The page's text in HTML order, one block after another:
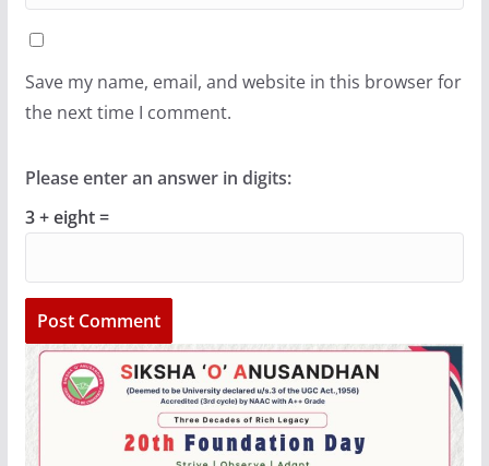
Save my name, email, and website in this browser for
the next time I comment.
Please enter an answer in digits:
3 + eight =